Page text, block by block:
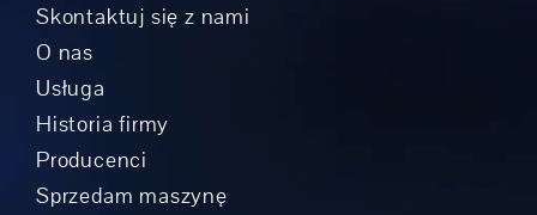
Skontaktuj się z nami
O nas
Usługa
Historia firmy
Producenci
Sprzedam maszynę